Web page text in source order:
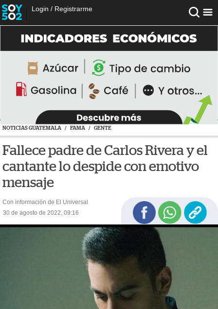
Login / Registrarme
NOTICIAS GUATEMALA / FAMA / GENTE
Fallece padre de Carlos Rivera y el
cantante lo despide con emotivo
mensaje
Con información de El Universal
30 de agosto de 2022, 09:16